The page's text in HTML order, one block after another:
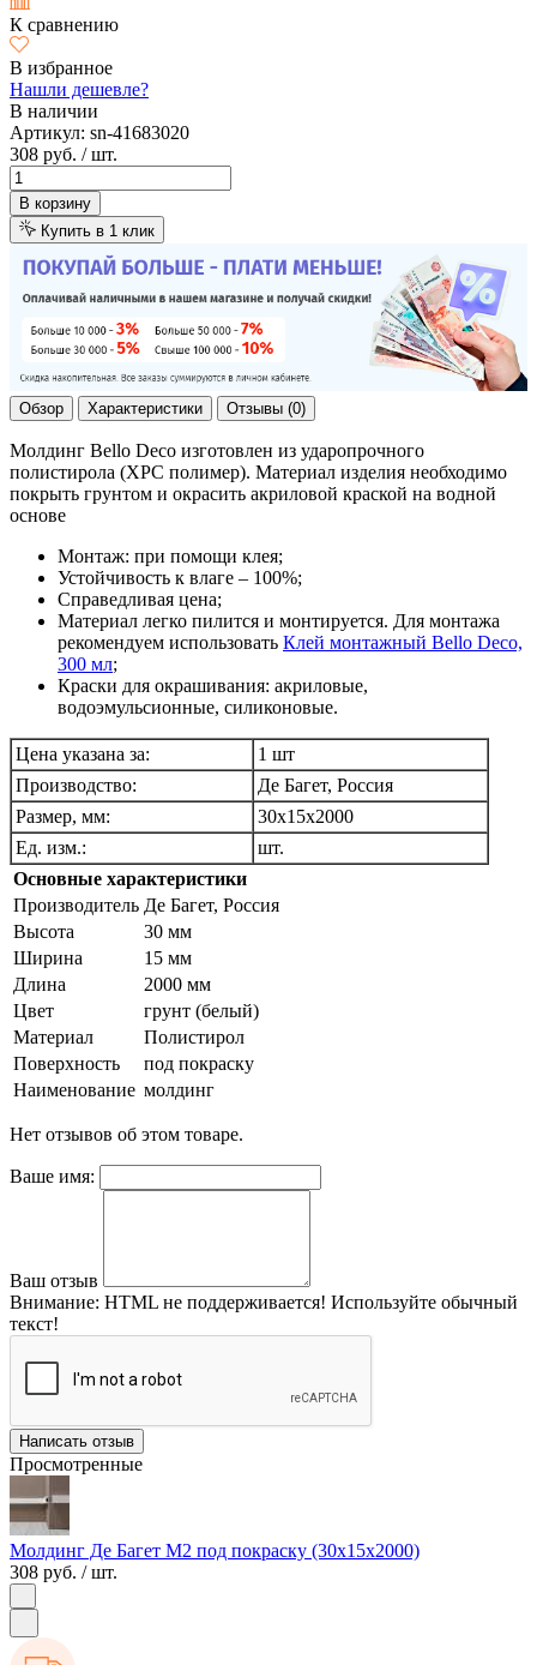
К сравнению
В избранное
Нашли дешевле?
В наличии
Артикул: sn-41683020
308 руб. / шт.
В корзину
Купить в 1 клик
Обзор Характеристики Отзывы (0)
Молдинг Bello Deco изготовлен из ударопрочного
полистирола (XPC полимер). Материал изделия необходимо
покрыть грунтом и окрасить акриловой краской на водной
основе
Монтаж: при помощи клея;
Устойчивость к влаге – 100%;
Справедливая цена;
Материал легко пилится и монтируется. Для монтажа
рекомендуем использовать Клей монтажный Bello Deco,
300 мл;
Краски для окрашивания: акриловые,
водоэмульсионные, силиконовые.
Цена указана за:
1 шт
Производство:
Де Багет, Россия
Размер, мм:
30х15х2000
Ед. изм.:
шт.
Основные характеристики
Производитель Де Багет, Pоссия
Высота
30 мм
Ширина
15 мм
Длина
2000 мм
Цвет
грунт (белый)
Материал
Полистирол
Поверхность
под покраску
Наименование молдинг
Нет отзывов об этом товаре.
Ваше имя:
Ваш отзыв
Внимание: HTML не поддерживается! Используйте обычный
текст!
Написать отзыв
Просмотренные
Молдинг Де Багет M2 под покраску (30х15х2000)
308 руб. / шт.